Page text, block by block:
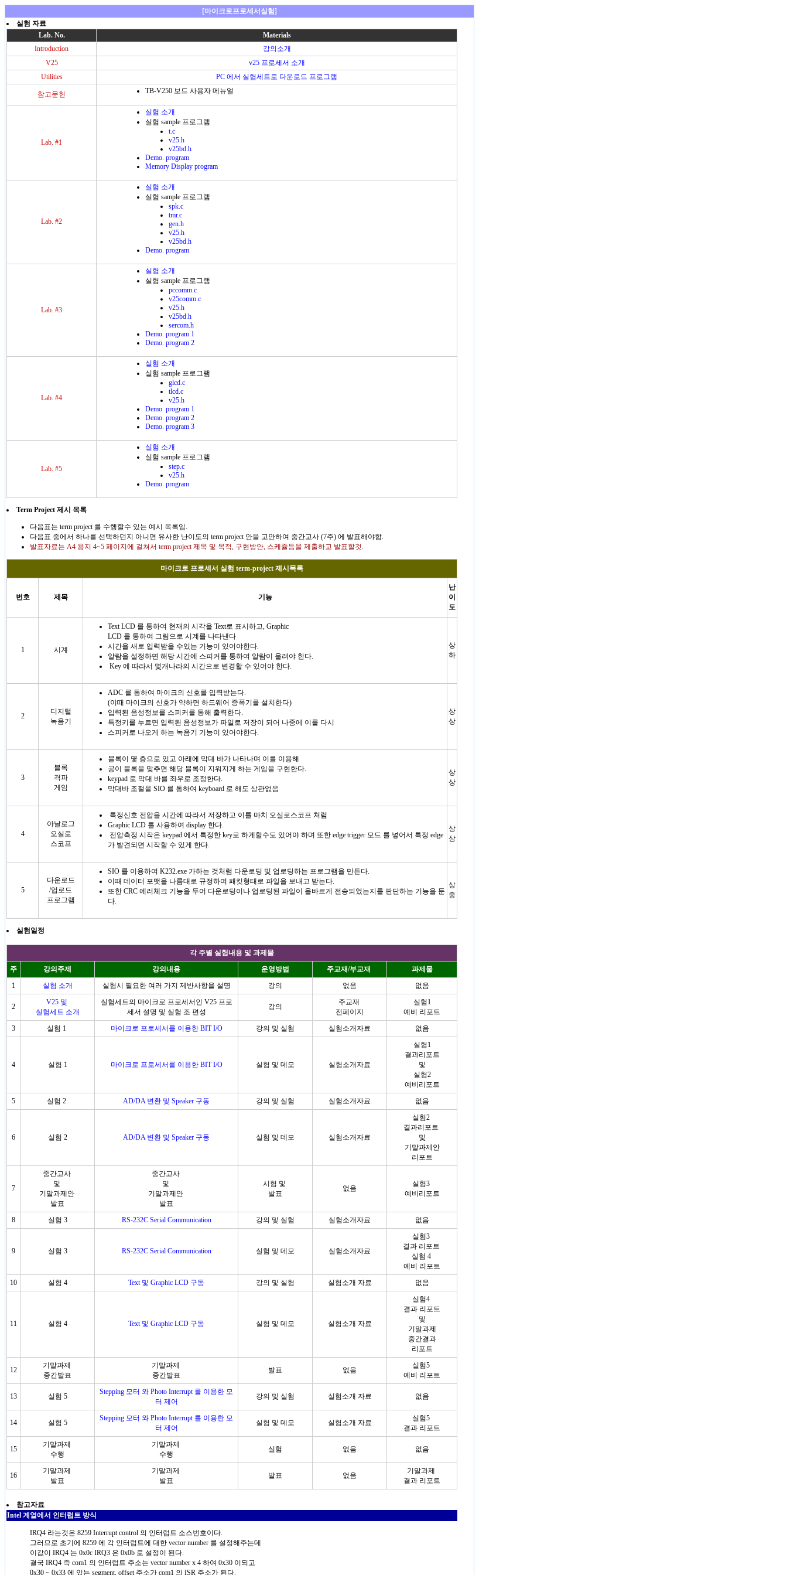
[마이크로프로세서실험]
실험 자료
Lab. No.
Materials
Introduction
강의소개
V25
v25 프로세서 소개
Utilities
PC 에서 실험세트로 다운로드 프로그램
참고문헌 TB-V250 보드 사용자 메뉴얼
Lab. #1
실험 소개
실험 sample 프로그램
t.c
v25.h
v25bd.h
Demo. program
Memory Display program
Lab. #2
실험 소개
실험 sample 프로그램
spk.c
tmr.c
gen.h
v25.h
v25bd.h
Demo. program
Lab. #3
실험 소개
실험 sample 프로그램
pccomm.c
v25comm.c
v25.h
v25bd.h
sercom.h
Demo. program 1
Demo. program 2
Lab. #4
실험 소개
실험 sample 프로그램
glcd.c
tlcd.c
v25.h
Demo. program 1
Demo. program 2
Demo. program 3
Lab. #5
실험 소개
실험 sample 프로그램
step.c
v25.h
Demo. program
Term Project 제시 목록
다음표는 term project 를 수행할수 있는 예시 목록임.
다음표 중에서 하나를 선택하던지 아니면 유사한 난이도의 term project 안을 고안하여 중간고사 (7주) 에 발표해야함.
발표자료는 A4 용지 4~5 페이지에 걸쳐서 term project 제목 및 목적, 구현방안, 스케쥴등을 제출하고 발표할것.
마이크로 프로세서 실험 term-project 제시목록
번호 제목 기능
난
이
도
1 시계
Text LCD 를 통하여 현재의 시각을 Text로 표시하고, Graphic
LCD 를 통하여 그림으로 시계를 나타낸다
시간을 새로 입력받을 수있는 기능이 있어야한다.
알람을 설정하면 해당 시간에 스피커를 통하여 알람이 울려야 한다.
Key 에 따라서 몇개나라의 시간으로 변경할 수 있어야 한다.
상
하
2
디지털
녹음기
ADC 를 통하여 마이크의 신호를 입력받는다.
(이때 마이크의 신호가 약하면 하드웨어 증폭기를 설치한다)
입력된 음성정보를 스피커를 통해 출력한다.
특정키를 누르면 입력된 음성정보가 파일로 저장이 되어 나중에 이를 다시
스피커로 나오게 하는 녹음기 기능이 있어야한다.
상
상
3
블록
격파
게임
블록이 몇 층으로 있고 아래에 막대 바가 나타나며 이를 이용해
공이 블록을 맞추면 해당 블록이 지워지게 하는 게임을 구현한다.
keypad 로 막대 바를 좌우로 조정한다.
막대바 조절을 SIO 를 통하여 keyboard 로 해도 상관없음
상
상
4
아날로그
오실로
스코프
특정신호 전압을 시간에 따라서 저장하고 이를 마치 오실로스코프 처럼
Graphic LCD 를 사용하여 display 한다.
전압측정 시작은 keypad 에서 특정한 key로 하게할수도 있어야 하며 또한 edge trigger 모드 를 넣어서 특정 edge
가 발견되면 시작할 수 있게 한다.
상
상
5
다운로드
/업로드
프로그램
SIO 를 이용하여 K232.exe 가하는 것처럼 다운로딩 및 업로딩하는 프로그램을 만든다.
이때 데이터 포맷을 나름대로 규정하여 패킷형태로 파일을 보내고 받는다.
또한 CRC 에러체크 기능을 두어 다운로딩이나 업로딩된 파일이 올바르게 전송되었는지를 판단하는 기능을 둔
다.
상
중
실험일정
각 주별 실험내용 및 과제물
주
강의주제 강의내용 운영방법 주교재/부교재
과제물
1
실험 소개 실험시 필요한 여러 가지 제반사항을 설명 강의 없음 없음
2
V25 및
실험세트 소개
실험세트의 마이크로 프로세서인 V25 프로
세서 설명 및 실험 조 편성
강의
주교재
전페이지
실험1
예비 리포트
3
실험 1 마이크로 프로세서를 이용한 BIT I/O 강의 및 실험 실험소개자료 없음
4 실험 1 마이크로 프로세서를 이용한 BIT I/O 실험 및 데모 실험소개자료
실험1
결과리포트
및
실험2
예비리포트
5
실험 2 AD/DA 변환 및 Speaker 구동 강의 및 실험 실험소개자료 없음
6 실험 2 AD/DA 변환 및 Speaker 구동 실험 및 데모 실험소개자료
실험2
결과리포트
및
기말과제안
리포트
7
중간고사
및
기말과제안
발표
중간고사
및
기말과제안
발표
시험 및
발표
없음
실험3
예비리포트
8 실험 3 RS-232C Serial Communication 강의 및 실험 실험소개자료 없음
9 실험 3 RS-232C Serial Communication 실험 및 데모 실험소개자료
실험3
결과 리포트
실험 4
예비 리포트
10
실험 4 Text 및 Graphic LCD 구동 강의 및 실험 실험소개 자료 없음
11 실험 4 Text 및 Graphic LCD 구동 실험 및 데모 실험소개 자료
실험4
결과 리포트
및
기말과제
중간결과
리포트
12
기말과제
중간발표
기말과제
중간발표
발표 없음
실험5
예비 리포트
13 실험 5
Stepping 모터 와 Photo Interrupt 를 이용한 모
터 제어
강의 및 실험 실험소개 자료 없음
14 실험 5
Stepping 모터 와 Photo Interrupt 를 이용한 모
터 제어
실험 및 데모 실험소개 자료
실험5
결과 리포트
15
기말과제
수행
기말과제
수행
실험 없음 없음
16
기말과제
발표
기말과제
발표
발표 없음
기말과제
결과 리포트
참고자료
Intel 계열에서 인터럽트 방식
IRQ4 라는것은 8259 Interrupt control 의 인터럽트 소스번호이다.
그러므로 초기에 8259 에 각 인터럽트에 대한 vector number 를 설정해주는데
이값이 IRQ4 는 0x0c IRQ3 은 0x0b 로 설정이 된다.
결국 IRQ4 즉 com1 의 인터럽트 주소는 vector number x 4 하여 0x30 이되고
0x30 ~ 0x33 에 있는 segment, offset 주소가 com1 의 ISR 주소가 된다.